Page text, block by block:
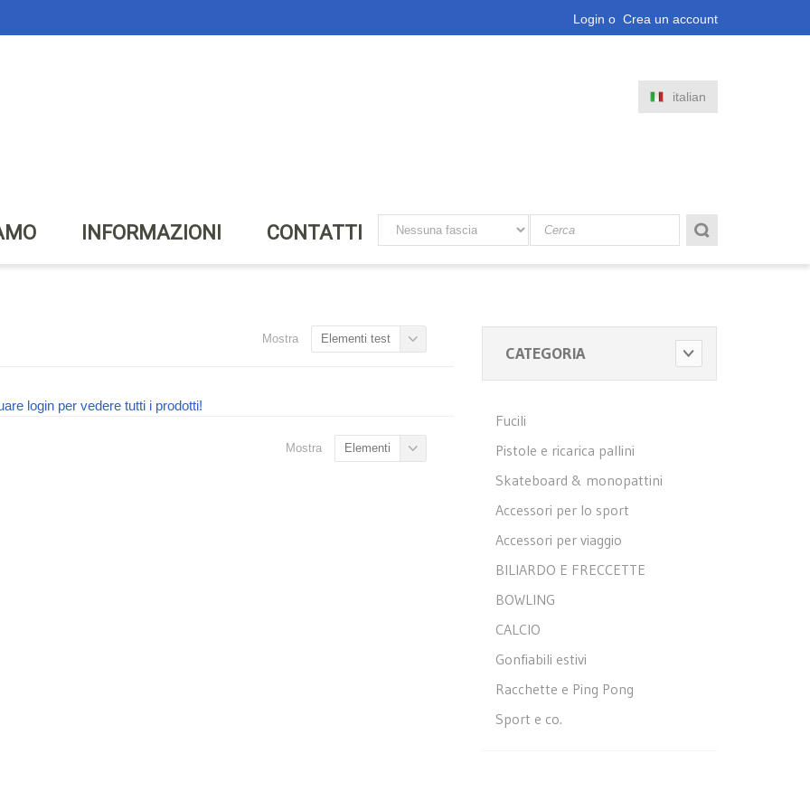
Login o Crea un account
italian
INFORMAZIONI CONTATTI
Mostra Elementi test
login per vedere tutti i prodotti!
Mostra Elementi
CATEGORIA
Fucili
Pistole e ricarica pallini
Skateboard & monopattini
Accessori per lo sport
Accessori per viaggio
BILIARDO E FRECCETTE
BOWLING
CALCIO
Gonfiabili estivi
Racchette e Ping Pong
Sport e co.